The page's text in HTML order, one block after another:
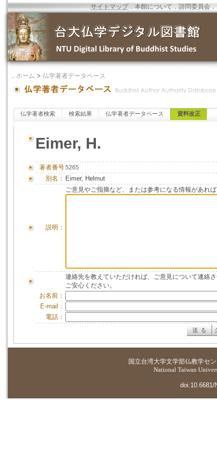
サイトマップ．本館について ．諮問委員会 ．
． ホーム > 仏学著者データベース
仏学著者検索 検索結果 仏学著者データベース 資料改正
Eimer, H.
著者番号5265
別名： Eimer, Helmut
説明：
ご意見やご指摘など、または参考になる情報があれ
連絡先を教えていただければ、ご意見について連絡
ご安心ください。
お名前：
E-mail：
電話：
国立台湾大学文学部仏教学セ
National Taiwan
doi:10.6681/